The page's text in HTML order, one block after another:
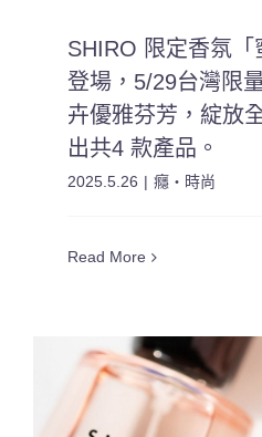
SHIRO 限定香氛「
登場，5/29台灣限
卉優雅芬芳，綻放
出共4 款產品。
2025.5.26 | 癮・時尚
Read More